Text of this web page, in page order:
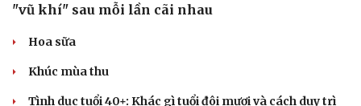
"vũ khí" sau mỗi lần cãi nhau
Hoa sữa
Khúc mùa thu
Tình dục tuổi 40+: Khác gì tuổi đôi mươi và cách duy trì